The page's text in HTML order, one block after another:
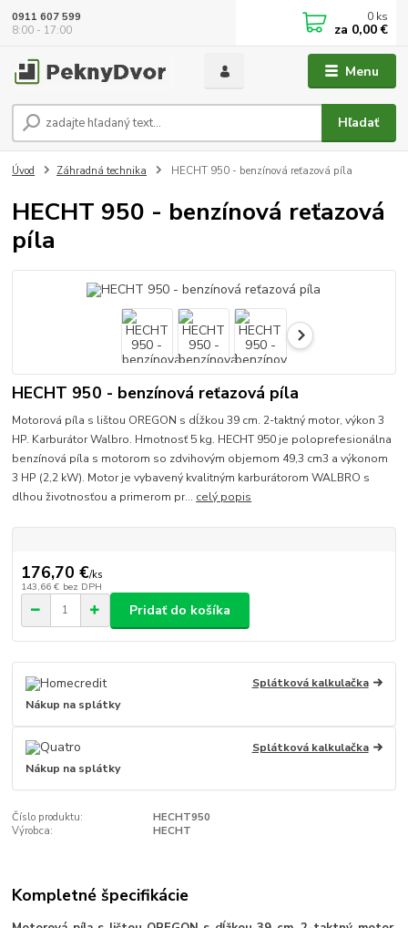
Menu
Hľadať
0911 607 599
8:00 - 17:00
0 ks
za 0,00 €
Úvod Záhradná technika HECHT 950 - benzínová reťazová píla
HECHT 950 - benzínová reťazová
píla
HECHT 950 - benzínová reťazová píla
Motorová píla s lištou OREGON s dĺžkou 39 cm. 2-taktný motor, výkon 3
HP. Karburátor Walbro. Hmotnosť 5 kg. HECHT 950 je poloprefesionálna
benzínová píla s motorom so zdvihovým objemom 49,3 cm3 a výkonom
3 HP (2,2 kW). Motor je vybavený kvalitným karburátorom WALBRO s
dlhou životnosťou a primerom pr... celý popis
176,70 €/ks
143,66 € bez DPH
Pridať do košíka
Splátková kalkulačka
Nákup na splátky
Splátková kalkulačka
Nákup na splátky
Číslo produktu:
HECHT950
Výrobca:
HECHT
Kompletné špecifikácie